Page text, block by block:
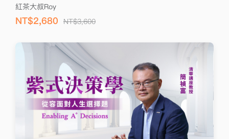
紅茶大叔Roy
NT$2,680 NT$3,600